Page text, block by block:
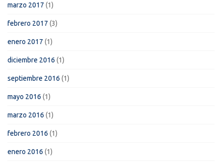
marzo 2017 (1)
febrero 2017 (3)
enero 2017 (1)
diciembre 2016 (1)
septiembre 2016 (1)
mayo 2016 (1)
marzo 2016 (1)
febrero 2016 (1)
enero 2016 (1)